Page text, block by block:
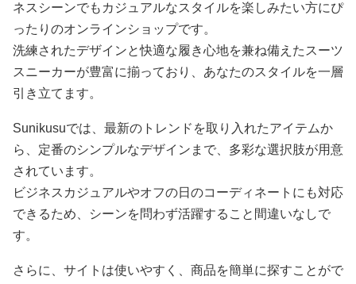
ネスシーンでもカジュアルなスタイルを楽しみたい方にぴ
ったりのオンラインショップです。
洗練されたデザインと快適な履き心地を兼ね備えたスーツ
スニーカーが豊富に揃っており、あなたのスタイルを一層
引き立てます。
Sunikusuでは、最新のトレンドを取り入れたアイテムか
ら、定番のシンプルなデザインまで、多彩な選択肢が用意
されています。
ビジネスカジュアルやオフの日のコーディネートにも対応
できるため、シーンを問わず活躍すること間違いなしで
す。
さらに、サイトは使いやすく、商品を簡単に探すことがで